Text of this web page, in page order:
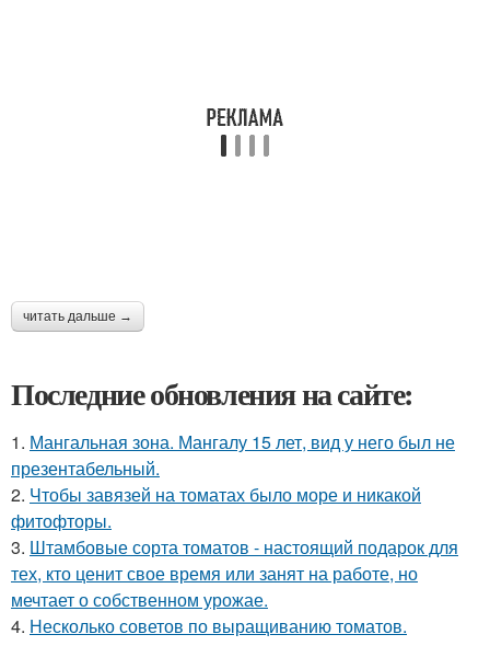
читать дальше →
Последние обновления на сайте:
1. Мангальная зона. Мангалу 15 лет, вид у него был не
презентабельный.
2. Чтобы завязей на томатах было море и никакой
фитофторы.
3. Штамбовые сорта томатов - настоящий подарок для
тех, кто ценит свое время или занят на работе, но
мечтает о собственном урожае.
4. Несколько советов по выращиванию томатов.